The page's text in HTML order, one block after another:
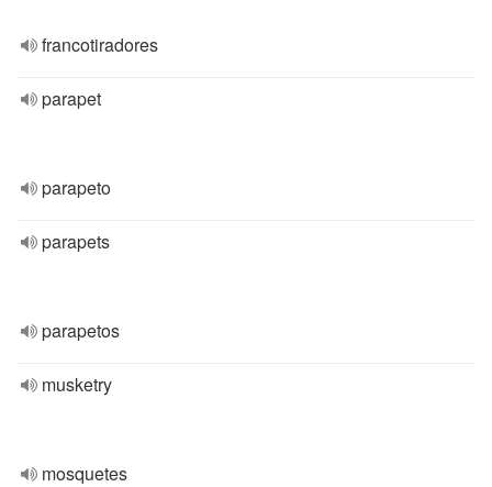
francotiradores
parapet
parapeto
parapets
parapetos
musketry
mosquetes